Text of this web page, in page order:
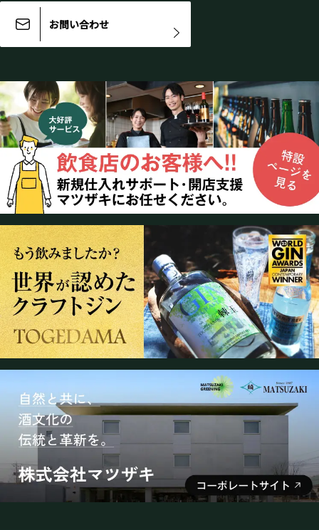
お問い合わせ